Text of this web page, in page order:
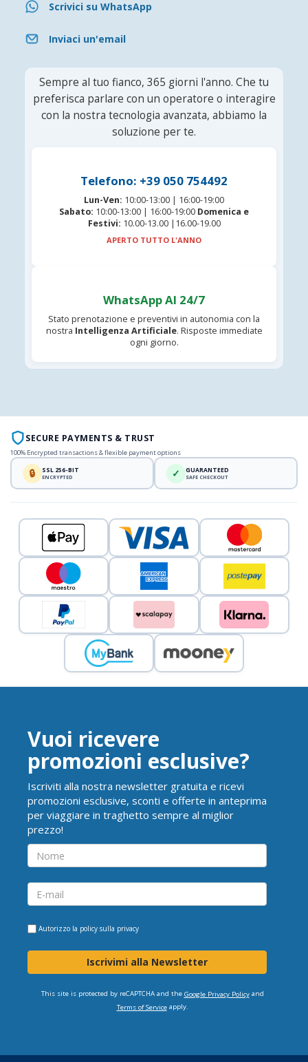
Scrivici su WhatsApp
Inviaci un'email
Sempre al tuo fianco, 365 giorni l'anno. Che tu
preferisca parlare con un operatore o interagire
con la nostra tecnologia avanzata, abbiamo la
soluzione per te.
Telefono: +39 050 754492
Lun-Ven: 10:00-13:00 | 16:00-19:00
Sabato: 10:00-13:00 | 16:00-19:00 Domenica e
Festivi: 10.00-13.00 |16.00-19.00
APERTO TUTTO L'ANNO
WhatsApp AI 24/7
Stato prenotazione e preventivi in autonomia con la
nostra Intelligenza Artificiale. Risposte immediate
ogni giorno.
SECURE PAYMENTS & TRUST
100% Encrypted transactions & flexible payment options
🔒 SSL 256-BIT
ENCRYPTED ✓ GUARANTEED
SAFE CHECKOUT
Vuoi ricevere
promozioni esclusive?
Iscriviti alla nostra newsletter gratuita e ricevi
promozioni esclusive, sconti e offerte in anteprima
per viaggiare in traghetto sempre al miglior
prezzo!
Autorizzo la policy sulla privacy
Iscrivimi alla Newsletter
This site is protected by reCAPTCHA and the Google Privacy Policyand
Terms of Serviceapply.